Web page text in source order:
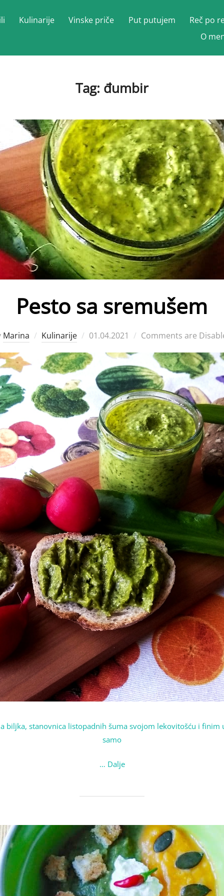
Kulinarije Vinske priče Put putujem
Reč po
O
Tag: đumbir
Pesto sa sremušem
Marina Kulinarije
Posted
01.04.2021 Comments are
biljka, stanovnica listopadnih šuma svojom lekovitošću i finim
samo
… Dalje